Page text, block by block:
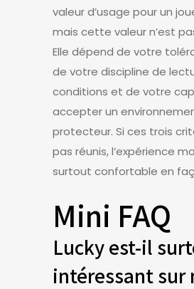
valeur d’usage pour un
mais cette valeur n’est
Elle dépend de votre
de votre discipline de
conditions et de votre
accepter un
protecteur. Si ces trois
pas réunis, l’expérience
surtout confortable en
Mini FAQ
Lucky est-il
intéressant sur